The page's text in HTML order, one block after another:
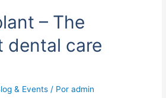
– The
dental care
& Events / Poradmin